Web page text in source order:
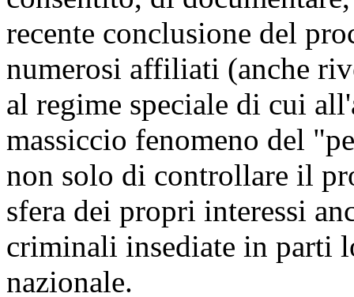
recente conclusione del
numerosi affiliati (anche
al regime speciale di cui
massiccio fenomeno del
non solo di controllare il
sfera dei propri interessi
criminali insediate in parti
nazionale.